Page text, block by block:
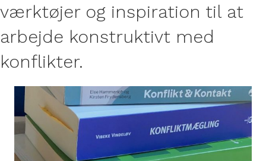
værktøjer og inspiration til at
arbejde konstruktivt med
konflikter.